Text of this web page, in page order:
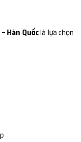
Hàn Quốclà lựa chọn